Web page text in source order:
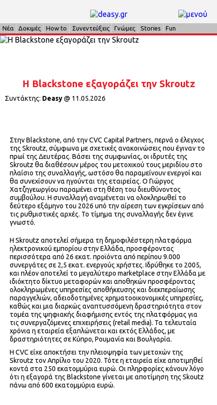
Νέα Δοκιμές How to Συνεντεύξεις Γνώμες Stories Fun
Η Blackstone εξαγοράζει την Skroutz
Συντάκτης: Deasy@ 11.05.2026
Στην Blackstone, από την CVC Capital Partners, περνά ο έλεγχος
της Skroutz, σύμφωνα με σχετικές ανακοινώσεις που έγιναν το
πρωί της Δευτέρας. Βάσει της συμφωνίας, οι ιδρυτές της
Skroutz θα διαθέσουν μέρος του μετοχικού τους μεριδίου στο
πλαίσιο της συναλλαγής, ωστόσο θα παραμείνουν ενεργοί και
θα συνεχίσουν να ηγούνται της εταιρείας. Ο Γιώργος
Χατζηγεωργίου παραμένει στη θέση του διευθύνοντος
συμβούλου. Η συναλλαγή αναμένεται να ολοκληρωθεί το
δεύτερο εξάμηνο του 2026 υπό την αίρεση των εγκρίσεων από
τις ρυθμιστικές αρχές. Το τίμημα της συναλλαγής δεν έγινε
γνωστό.
Η Skroutz αποτελεί σήμερα τη δημοφιλέστερη πλατφόρμα
ηλεκτρονικού εμπορίου στην Ελλάδα, προσφέροντας
περισσότερα από 26 εκατ. προϊόντα από περίπου 9.000
συνεργάτες σε 2,5 εκατ. ενεργούς χρήστες. Ιδρύθηκε το 2005,
και πλέον αποτελεί το μεγαλύτερο marketplace στην Ελλάδα με
ιδιόκτητο δίκτυο μεταφορών και αποθηκών προσφέροντας
ολοκληρωμένες υπηρεσίες αποθήκευσης και διεκπεραίωσης
παραγγελιών, αδειοδοτημένες χρηματοοικονομικές υπηρεσίες,
καθώς και μια διαρκώς αναπτυσσόμενη δραστηριότητα στον
τομέα της ψηφιακής διαφήμισης εντός της πλατφόρμας για
τις συνεργαζόμενες επιχειρήσεις (retail media). Τα τελευταία
χρόνια η εταιρεία εξαπλώνεται και εκτός Ελλάδος, με
δραστηριότητες σε Κύπρο, Ρουμανία και Βουλγαρία.
H CVC είχε αποκτήσει την πλειοψηφία των μετοχών της
Skroutz τον Απρίλιο του 2020. Τότε η εταιρεία είχε αποτιμηθεί
κοντά στα 250 εκατομμύρια ευρώ. Οι πληρφορίες κάνουν λόγο
ότι η εξαγορά της Blackstone γίνεται με αποτίμηση της Skoutz
πάνω από 600 εκατομμύρια ευρώ.